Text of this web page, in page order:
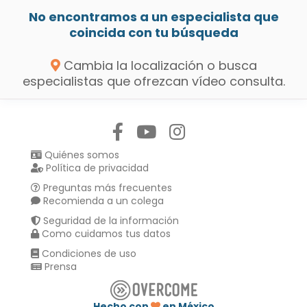
No encontramos a un especialista que
coincida con tu búsqueda
Cambia la localización o busca
especialistas que ofrezcan vídeo consulta.
Quiénes somos
Política de privacidad
Preguntas más frecuentes
Recomienda a un colega
Seguridad de la información
Como cuidamos tus datos
Condiciones de uso
Prensa